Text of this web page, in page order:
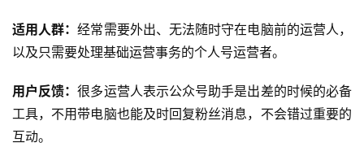
适用人群：经常需要外出、无法随时守在电脑前的运营人，
以及只需要处理基础运营事务的个人号运营者。
用户反馈：很多运营人表示公众号助手是出差的时候的必备
工具，不用带电脑也能及时回复粉丝消息，不会错过重要的
互动。